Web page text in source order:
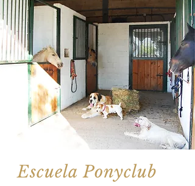
Escuela Ponyclub